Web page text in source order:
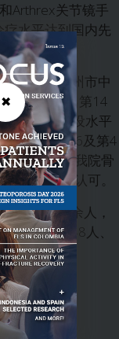
Arthrex关节镜手
水平达到国内先
显示，惠州市中
中专科排名第14
学科专业建设水平
分别位居第6及第4
力，标志着我院骨
业内高度认可。
约70000余人，
共有医生48人、
余台。
✖